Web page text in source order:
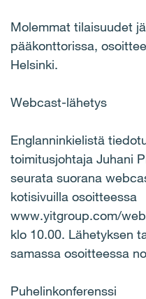
Molemmat tilaisuudet
pääkonttorissa,
Helsinki.
Webcast-lähetys
Englanninkielistä
toimitusjohtaja Juhani
seurata suorana
kotisivuilla osoitteessa
www.yitgroup.com/
klo 10.00. Lähetyksen
samassa osoitteessa
Puhelinkonferenssi